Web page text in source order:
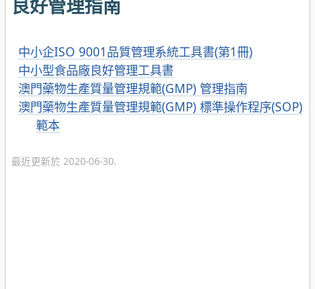
良好管理指南
中小企ISO 9001品質管理系統工具書(第1冊)
中小型食品廠良好管理工具書
澳門藥物生產質量管理規範(GMP) 管理指南
澳門藥物生產質量管理規範(GMP) 標準操作程序(SOP)
範本
最近更新於 2020-06-30.